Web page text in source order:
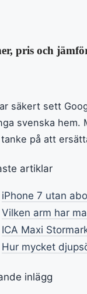
pris och
säkert sett
svenska
på att
artiklar
iPhone 7 utan
Vilken arm har
ICA Maxi
Hur mycket
inlägg